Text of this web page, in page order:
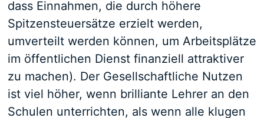
dass Einnahmen, die durch höhere
Spitzensteuersätze erzielt werden,
umverteilt werden können, um Arbeitsplätze
im öffentlichen Dienst finanziell attraktiver
zu machen). Der Gesellschaftliche Nutzen
ist viel höher, wenn brilliante Lehrer an den
Schulen unterrichten, als wenn alle klugen